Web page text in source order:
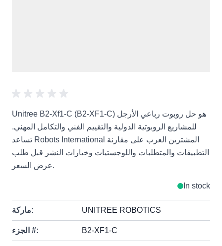
Unitree B2-Xf1-C (B2-XF1-C) هو حل روبوت رباعي الأرجل
للمشاريع الروبوتية الدولية والتقييم الفني والتكامل المهني.
تساعد Robots International المشترين العرب على مقارنة
التطبيقات والمتطلبات واللوجستيات وخيارات النشر قبل طلب
عرض السعر.
In stock
ماركة: UNITREE ROBOTICS
الجزء #: B2-XF1-C